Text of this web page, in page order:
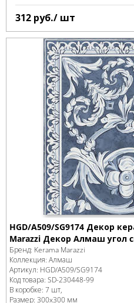
312 руб./ шт
HGD/A509/SG9174 Декор
Marazzi Декор Алмаш угол
Бренд: Kerama Marazzi
Коллекция: Алмаш
Артикул: HGD/A509/SG9174
Код товара: SD-230448-99
В коробке: 7 шт,
Размер: 300x300 мм